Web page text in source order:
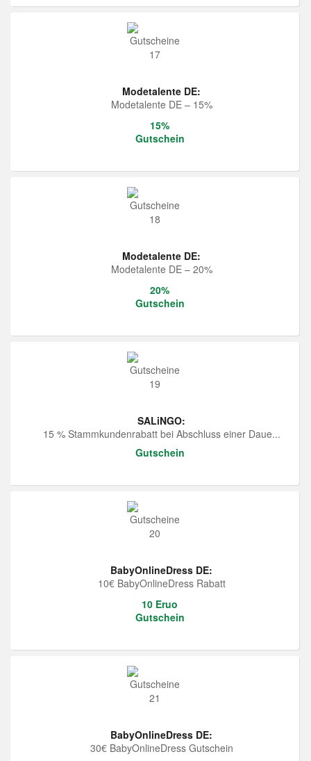
Modetalente DE:
Modetalente DE – 15%
15%
Gutschein
Modetalente DE:
Modetalente DE – 20%
20%
Gutschein
SALiNGO:
15 % Stammkundenrabatt bei Abschluss einer Daue...
Gutschein
BabyOnlineDress DE:
10€ BabyOnlineDress Rabatt
10 Eruo
Gutschein
BabyOnlineDress DE:
30€ BabyOnlineDress Gutschein